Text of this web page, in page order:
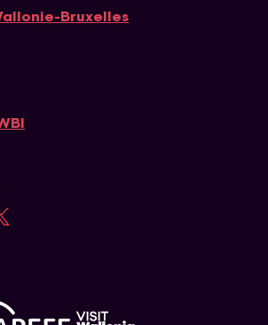
Bruxelles
Visit Wallonia